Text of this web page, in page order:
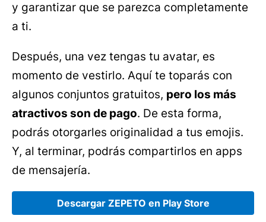
y garantizar que se parezca completamente
a ti.
Después, una vez tengas tu avatar, es
momento de vestirlo. Aquí te toparás con
algunos conjuntos gratuitos, pero los más
atractivos son de pago. De esta forma,
podrás otorgarles originalidad a tus emojis.
Y, al terminar, podrás compartirlos en apps
de mensajería.
Descargar ZEPETO en Play Store